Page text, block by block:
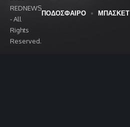
REDNEWS
- All
Rights
Reserved.
ΠΟΔΟΣΦΑΙΡΟ ΜΠΑΣΚΕΤ